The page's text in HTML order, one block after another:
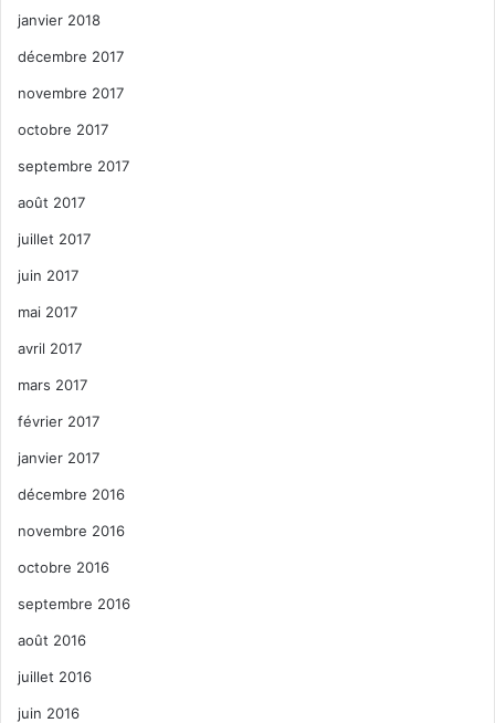
janvier 2018
décembre 2017
novembre 2017
octobre 2017
septembre 2017
août 2017
juillet 2017
juin 2017
mai 2017
avril 2017
mars 2017
février 2017
janvier 2017
décembre 2016
novembre 2016
octobre 2016
septembre 2016
août 2016
juillet 2016
juin 2016